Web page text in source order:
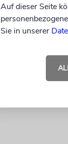
Auf dieser Seite
Sie in unserer